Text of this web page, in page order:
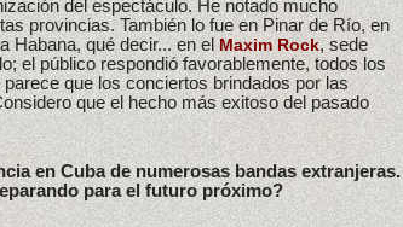
del espectáculo. He notado mucho
provincias. También lo fue en Pinar de Río, en
Habana, qué decir... en elMaxim Rock, sede
el público respondió favorablemente, todos los
que los conciertos brindados por las
que el hecho más exitoso del pasado
en Cuba de numerosas bandas extranjeras.
para el futuro próximo?